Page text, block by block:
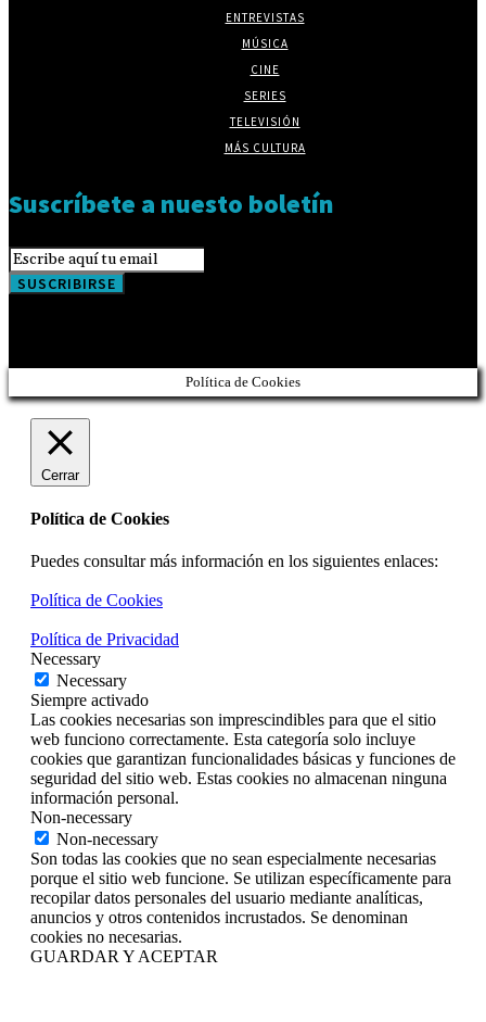
ENTREVISTAS
MÚSICA
CINE
SERIES
TELEVISIÓN
MÁS CULTURA
Suscríbete a nuesto boletín
SUSCRIBIRSE
Política de Cookies
Cerrar
Política de Cookies
Puedes consultar más información en los siguientes enlaces:
Política de Cookies
Política de Privacidad
Necessary
Necessary
Siempre activado
Las cookies necesarias son imprescindibles para que el sitio
web funciono correctamente. Esta categoría solo incluye
cookies que garantizan funcionalidades básicas y funciones de
seguridad del sitio web. Estas cookies no almacenan ninguna
información personal.
Non-necessary
Non-necessary
Son todas las cookies que no sean especialmente necesarias
porque el sitio web funcione. Se utilizan específicamente para
recopilar datos personales del usuario mediante analíticas,
anuncios y otros contenidos incrustados. Se denominan
cookies no necesarias.
GUARDAR Y ACEPTAR